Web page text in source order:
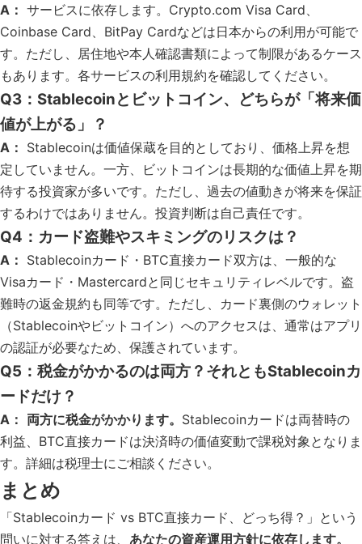
A： サービスに依存します。Crypto.com Visa Card、
Coinbase Card、BitPay Cardなどは日本からの利用が可能で
す。ただし、居住地や本人確認書類によって制限があるケース
もあります。各サービスの利用規約を確認してください。
Q3：Stablecoinとビットコイン、どちらが「将来価
値が上がる」？
A： Stablecoinは価値保蔵を目的としており、価格上昇を想
定していません。一方、ビットコインは長期的な価値上昇を期
待する投資家が多いです。ただし、過去の値動きが将来を保証
するわけではありません。投資判断は自己責任です。
Q4：カード盗難やスキミングのリスクは？
A： Stablecoinカード・BTC直接カード双方は、一般的な
Visaカード・Mastercardと同じセキュリティレベルです。盗
難時の返金規約も同等です。ただし、カード裏側のウォレット
（Stablecoinやビットコイン）へのアクセスは、通常はアプリ
の認証が必要なため、保護されています。
Q5：税金がかかるのは両方？それともStablecoinカ
ードだけ？
A： 両方に税金がかかります。 Stablecoinカードは両替時の
利益、BTC直接カードは決済時の価値変動で課税対象となりま
す。詳細は税理士にご相談ください。
まとめ
「Stablecoinカード vs BTC直接カード、どっち得？」という
問いに対する答えは、 あなたの資産運用方針に依存します。